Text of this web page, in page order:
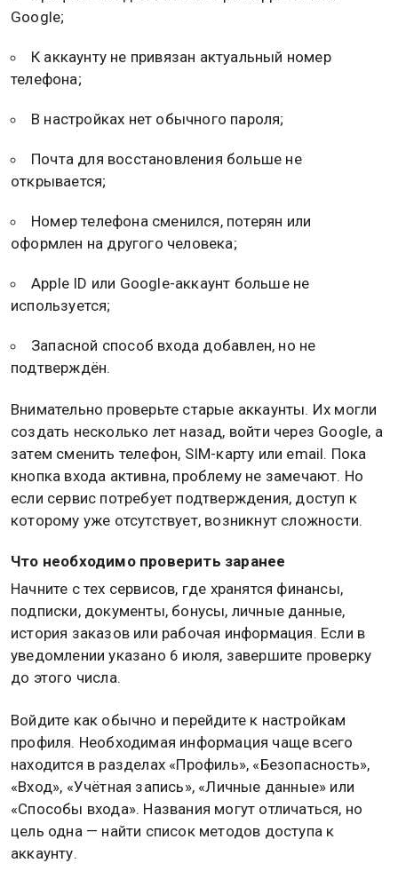
Google;
К аккаунту не привязан актуальный номер
телефона;
В настройках нет обычного пароля;
Почта для восстановления больше не
открывается;
Номер телефона сменился, потерян или
оформлен на другого человека;
Apple ID или Google-аккаунт больше не
используется;
Запасной способ входа добавлен, но не
подтверждён.
Внимательно проверьте старые аккаунты. Их могли
создать несколько лет назад, войти через Google, а
затем сменить телефон, SIM-карту или email. Пока
кнопка входа активна, проблему не замечают. Но
если сервис потребует подтверждения, доступ к
которому уже отсутствует, возникнут сложности.
Что необходимо проверить заранее
Начните с тех сервисов, где хранятся финансы,
подписки, документы, бонусы, личные данные,
история заказов или рабочая информация. Если в
уведомлении указано 6 июля, завершите проверку
до этого числа.
Войдите как обычно и перейдите к настройкам
профиля. Необходимая информация чаще всего
находится в разделах «Профиль», «Безопасность»,
«Вход», «Учётная запись», «Личные данные» или
«Способы входа». Названия могут отличаться, но
цель одна — найти список методов доступа к
аккаунту.